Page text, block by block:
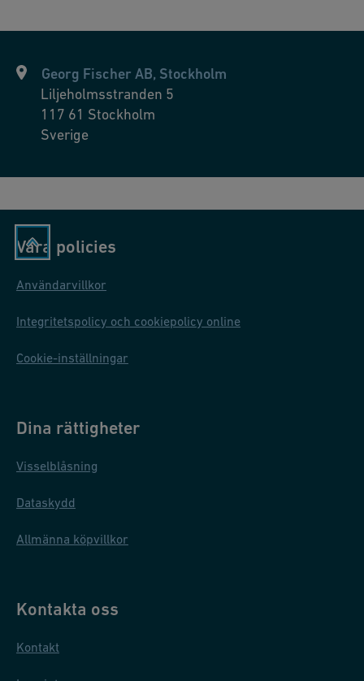
Georg Fischer AB, Stockholm
Liljeholmsstranden 5
117 61 Stockholm
Sverige
Våra policies
Användarvillkor
Integritetspolicy och cookiepolicy online
Cookie-inställningar
Dina rättigheter
Visselblåsning
Dataskydd
Allmänna köpvillkor
Kontakta oss
Kontakt